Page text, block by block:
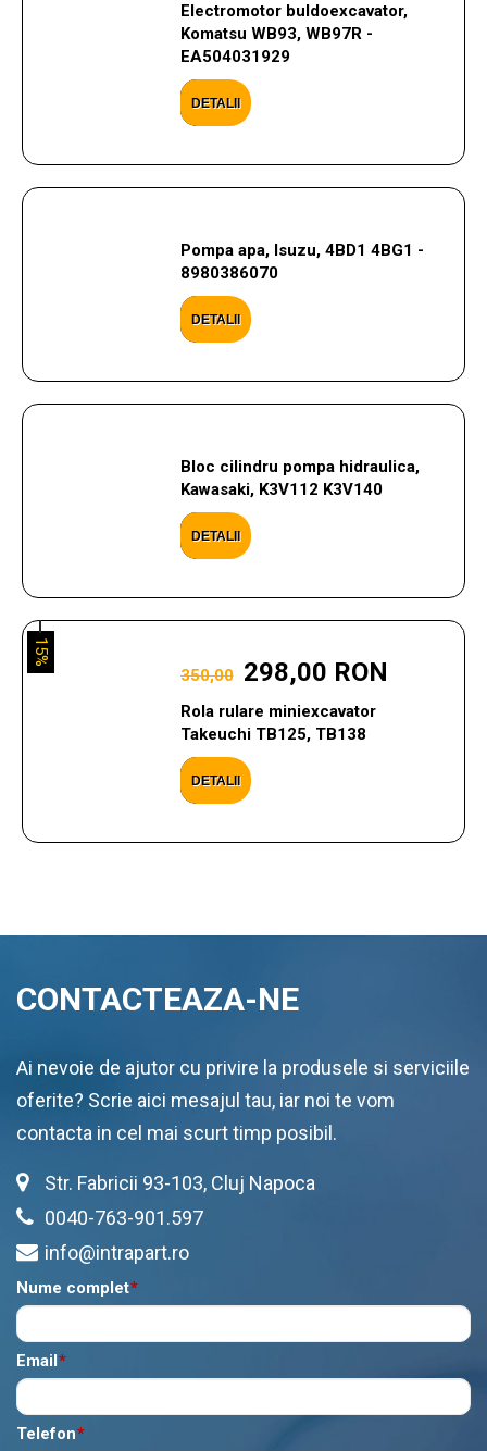
Electromotor buldoexcavator,
Komatsu WB93, WB97R -
EA504031929
DETALII
Pompa apa, Isuzu, 4BD1 4BG1 -
8980386070
DETALII
Bloc cilindru pompa hidraulica,
Kawasaki, K3V112 K3V140
DETALII
350,00 298,00 RON
Rola rulare miniexcavator
Takeuchi TB125, TB138
DETALII
15%
CONTACTEAZA-NE
Ai nevoie de ajutor cu privire la produsele si serviciile
oferite? Scrie aici mesajul tau, iar noi te vom
contacta in cel mai scurt timp posibil.
Str. Fabricii 93-103, Cluj Napoca
0040-763-901.597
info@intrapart.ro
*
Nume complet
*
Email
*
Telefon